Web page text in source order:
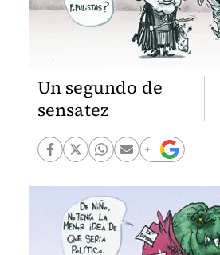
Un segundo de
sensatez